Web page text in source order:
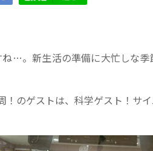
…。新生活の準備に大忙しな
！のゲストは、科学ゲスト！サ